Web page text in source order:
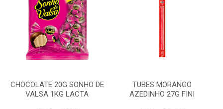
CHOCOLATE 20G SONHO DE
VALSA 1KG LACTA
TUBES MORANGO
AZEDINHO 27G FINI